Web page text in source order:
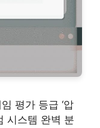
평가 등급 ‘압
시스템 완벽 분